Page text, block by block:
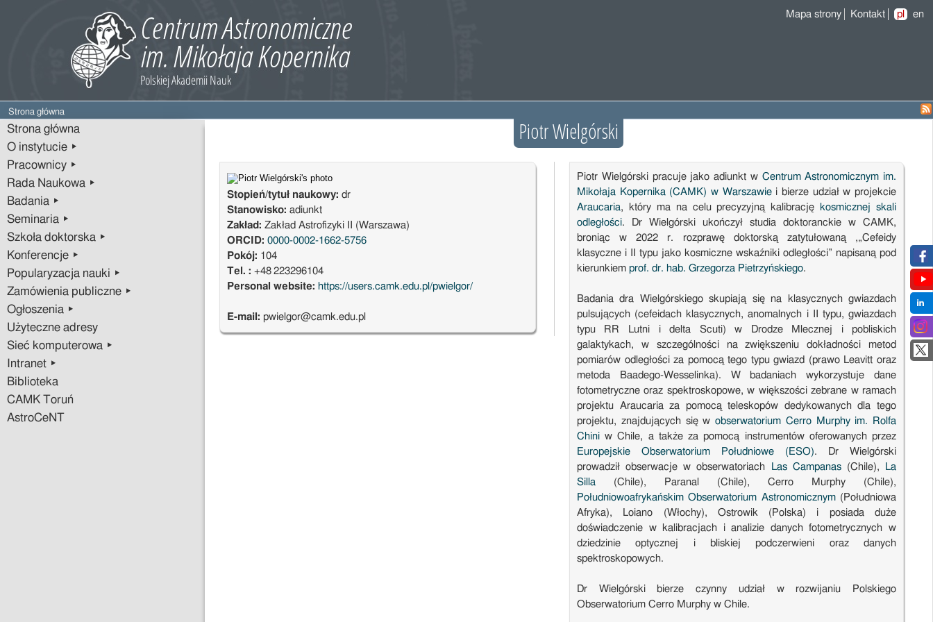
Mapa strony Kontakt pl en
Strona główna
Strona główna
O instytucie ▸
Pracownicy ▸
Rada Naukowa ▸
Badania ▸
Seminaria ▸
Szkoła doktorska ▸
Konferencje ▸
Popularyzacja nauki ▸
Zamówienia publiczne ▸
Ogłoszenia ▸
Użyteczne adresy
Sieć komputerowa ▸
Intranet ▸
Biblioteka
CAMK Toruń
AstroCeNT
Piotr Wielgórski
Stopień/tytuł naukowy: dr
Stanowisko: adiunkt
Zakład: Zakład Astrofizyki II (Warszawa)
ORCID: 0000-0002-1662-5756
Pokój: 104
Tel. : +48 223296104
Personal website: https://users.camk.edu.pl/pwielgor/
E-mail: pwielgor@camk.edu.pl
Piotr Wielgórski pracuje jako adiunkt w Centrum Astronomicznym im.
Mikołaja Kopernika (CAMK) w Warszawiei bierze udział w projekcie
Araucaria, który ma na celu precyzyjną kalibrację
kosmicznej skali
odległości. Dr Wielgórski ukończył studia doktoranckie w CAMK,
broniąc w 2022 r. rozprawę doktorską zatytułowaną ,„Cefeidy
klasyczne i II typu jako kosmiczne wskaźniki odległości” napisaną pod
kierunkiem prof. dr. hab. Grzegorza Pietrzyńskiego.
Badania dra Wielgórskiego skupiają się na klasycznych gwiazdach
pulsujących (cefeidach klasycznych, anomalnych i II typu, gwiazdach
typu RR Lutni i delta Scuti) w Drodze Mlecznej i pobliskich
galaktykach, w szczególności na zwiększeniu dokładności metod
pomiarów odległości za pomocą tego typu gwiazd (prawo Leavitt oraz
metoda Baadego-Wesselinka). W badaniach wykorzystuje dane
fotometryczne oraz spektroskopowe, w większości zebrane w ramach
projektu Araucaria za pomocą teleskopów dedykowanych dla tego
projektu, znajdujących się wobserwatorium Cerro Murphy im. Rolfa
Chiniw Chile, a także za pomocą instrumentów oferowanych przez
Europejskie Obserwatorium Południowe (ESO). Dr Wielgórski
prowadził obserwacje w obserwatoriach
Las Campanas(Chile),
La
Silla(Chile), Paranal (Chile), Cerro Murphy (Chile),
Południowoafrykańskim Obserwatorium Astronomicznym(Południowa
Afryka), Loiano (Włochy), Ostrowik (Polska) i posiada duże
doświadczenie w kalibracjach i analizie danych fotometrycznych w
dziedzinie optycznej i bliskiej podczerwieni oraz danych
spektroskopowych.
Dr Wielgórski bierze czynny udział w rozwijaniu Polskiego
Obserwatorium Cerro Murphy w Chile.